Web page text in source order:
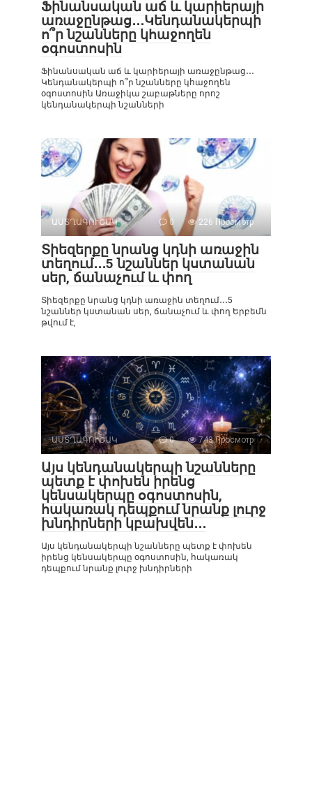
Ֆինանսական աճ և կարիերայի
առաջընթաց․․․Կենդանակերպի
ո՞ր նշանները կհաջողեն
օգոստոսին
Ֆինանսական աճ և կարիերայի առաջընթաց․․․
Կենդանակերպի ո՞ր նշանները կհաջողեն
օգոստոսին Առաջիկա շաբաթները որոշ
կենդանակերպի նշանների
ԱՍՏՂԱԳՈՒՇԱԿ 0 226 Просмотр
Տիեզերքը նրանց կդնի առաջին
տեղում․․․5 նշաններ կստանան
սեր, ճանաչում և փող
Տիեզերքը նրանց կդնի առաջին տեղում․․․5
նշաններ կստանան սեր, ճանաչում և փող Երբեմն
թվում է,
ԱՍՏՂԱԳՈՒՇԱԿ 0 743 Просмотр
Այս կենդանակերպի նշանները
պետք է փոխեն իրենց
կենսակերպը օգոստոսին,
հակառակ դեպքում նրանք լուրջ
խնդիրների կբախվեն․․․
Այս կենդանակերպի նշանները պետք է փոխեն
իրենց կենսակերպը օգոստոսին, հակառակ
դեպքում նրանք լուրջ խնդիրների